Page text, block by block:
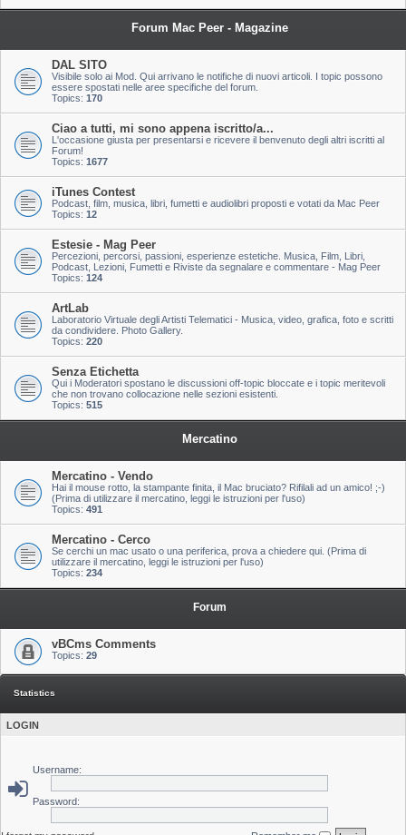
Forum Mac Peer - Magazine
DAL SITO
Visibile solo ai Mod. Qui arrivano le notifiche di nuovi articoli. I topic possono
essere spostati nelle aree specifiche del forum.
Topics: 170
Ciao a tutti, mi sono appena iscritto/a...
L'occasione giusta per presentarsi e ricevere il benvenuto degli altri iscritti al
Forum!
Topics: 1677
iTunes Contest
Podcast, film, musica, libri, fumetti e audiolibri proposti e votati da Mac Peer
Topics: 12
Estesie - Mag Peer
Percezioni, percorsi, passioni, esperienze estetiche. Musica, Film, Libri,
Podcast, Lezioni, Fumetti e Riviste da segnalare e commentare - Mag Peer
Topics: 124
ArtLab
Laboratorio Virtuale degli Artisti Telematici - Musica, video, grafica, foto e scritti
da condividere. Photo Gallery.
Topics: 220
Senza Etichetta
Qui i Moderatori spostano le discussioni off-topic bloccate e i topic meritevoli
che non trovano collocazione nelle sezioni esistenti.
Topics: 515
Mercatino
Mercatino - Vendo
Hai il mouse rotto, la stampante finita, il Mac bruciato? Rifilali ad un amico! ;-)
(Prima di utilizzare il mercatino, leggi le istruzioni per l'uso)
Topics: 491
Mercatino - Cerco
Se cerchi un mac usato o una periferica, prova a chiedere qui. (Prima di
utilizzare il mercatino, leggi le istruzioni per l'uso)
Topics: 234
Forum
vBCms Comments
Topics: 29
Statistics
LOGIN
Username:
Password: